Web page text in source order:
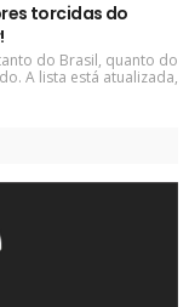
torcidas do
do Brasil, quanto do
A lista está atualizada,